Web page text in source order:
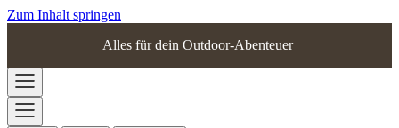
Zum Inhalt springen
Alles für dein Outdoor-Abenteuer